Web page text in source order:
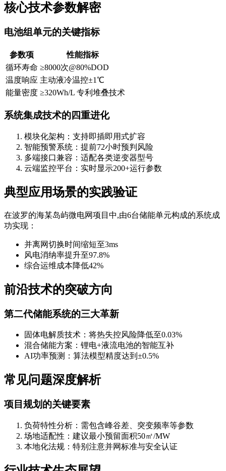
核心技术参数解密
电池组单元的关键指标
参数项
性能指标
循环寿命 ≥8000次@80%DOD
温度响应 主动液冷温控±1℃
能量密度 ≥320Wh/L 专利堆叠技术
系统集成技术的四重进化
模块化架构：支持即插即用式扩容
智能预警系统：提前72小时预判风险
多端接口兼容：适配各类逆变器型号
云端监控平台：实时显示200+运行参数
典型应用场景的实践验证
在波罗的海某岛屿微电网项目中,由6台储能单元构成的系统成
功实现：
并离网切换时间缩短至3ms
风电消纳率提升至97.8%
综合运维成本降低42%
前沿技术的突破方向
第二代储能系统的三大革新
固体电解质技术：将热失控风险降低至0.03%
混合储能方案：锂电+液流电池的智能互补
AI功率预测：算法模型精度达到±0.5%
常见问题深度解析
项目规划的关键要素
负荷特性分析：需包含峰谷差、突变频率等参数
场地适配性：建议最小预留面积50㎡/MW
本地化法规：特别注意并网标准与安全认证